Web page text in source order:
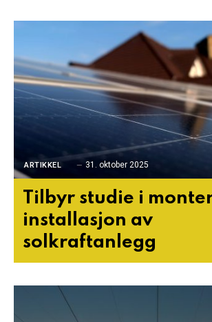
ARTIKKEL 31. oktober 2025
Tilbyr studie i
installasjon av
solkraftanlegg